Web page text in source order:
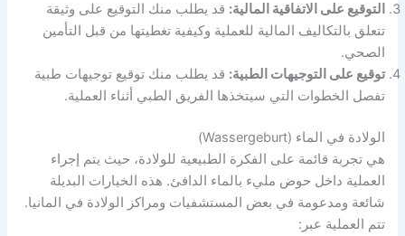
التوقيع على الاتفاقية المالية: قد يطلب منك التوقيع على وثيقة
تتعلق بالتكاليف المالية للعملية وكيفية تغطيتها من قبل التأمين
الصحي.
توقيع على التوجيهات الطبية: قد يطلب منك توقيع توجيهات طبية
تفصل الخطوات التي سيتخذها الفريق الطبي أثناء العملية.
الولادة في الماء (Wassergeburt)
هي تجربة قائمة على الفكرة الطبيعية للولادة، حيث يتم إجراء
العملية داخل حوض مليء بالماء الدافئ. هذه الخيارات البديلة
شائعة ومدعومة في بعض المستشفيات ومراكز الولادة في المانيا.
تتم العملية عبر: